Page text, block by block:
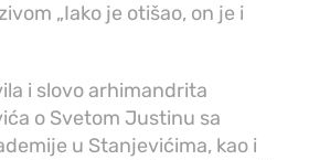
„Iako je otišao, on je i
i slovo arhimandrita
o Svetom Justinu sa
u Stanjevićima, kao i